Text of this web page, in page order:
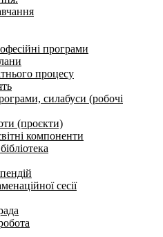
програми
процесу
силабуси (робочі
(проєкти)
компоненти
сесії